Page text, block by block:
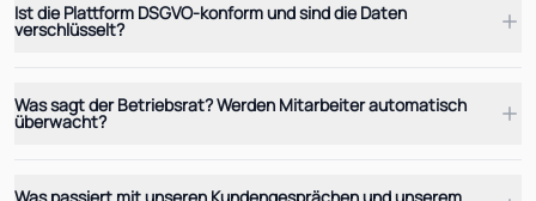
Ist die Plattform DSGVO-konform und sind die Daten
verschlüsselt?
Was sagt der Betriebsrat? Werden Mitarbeiter automatisch
überwacht?